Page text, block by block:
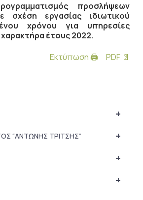
προσλήψεων
σχέση εργασίας ιδιωτικού
χρόνου για υπηρεσίες
έτους 2022.
Εκτύπωση 🖨
PDF 📄
+
+
“ΑΝΤΩΝΗΣ ΤΡΙΤΣΗΣ”
+
+